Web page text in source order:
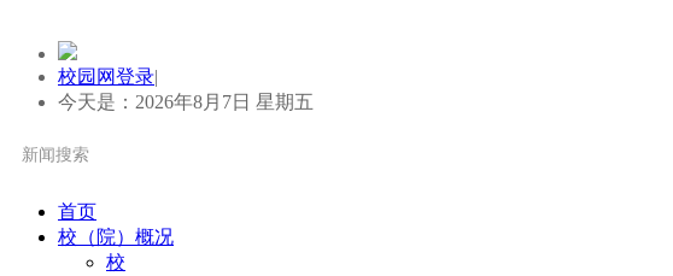
校园网登录|
今天是：2026年8月7日 星期五
首页
校（院）概况
校